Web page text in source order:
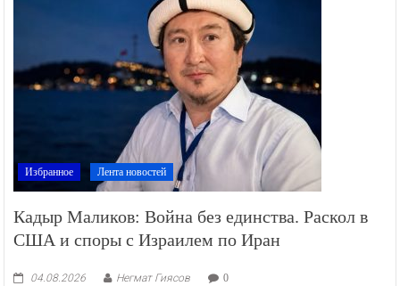
Избранное Лента новостей
Кадыр Маликов: Война без единства. Раскол в
США и споры с Израилем по Иран
04.08.2026 Негмат Гиясов 0